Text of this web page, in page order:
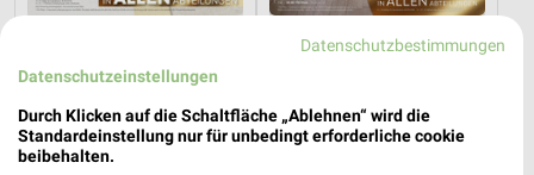
Gültig bis Fr. 14.08.
25,2 km
XXXLutz Thomas Philipps
Datenschutzbestimmungen
Datenschutzeinstellungen
Durch Klicken auf die Schaltfläche „Ablehnen“ wird die
Standardeinstellung nur für unbedingt erforderliche cookie
beibehalten.